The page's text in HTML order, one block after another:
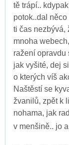
tě trápí..
potok..dal
ti čas nezbývá,
mnoha
ražení opravdu
jak vyšité, dej
o kterých víš
Naštěstí se
žvanilů, zpět k
nohama, jak
v menšině.. jo